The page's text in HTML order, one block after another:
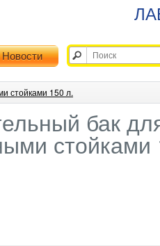
Новости
стойками 150 л.
бак
стойками